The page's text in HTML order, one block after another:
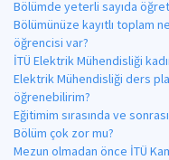
Bölümde yeterli sayıda
Bölümünüze kayıtlı toplam
öğrencisi var?
İTÜ Elektrik Mühendisliği
Elektrik Mühendisliği ders
öğrenebilirim?
Eğitimim sırasında ve
Bölüm çok zor mu?
Mezun olmadan önce İTÜ